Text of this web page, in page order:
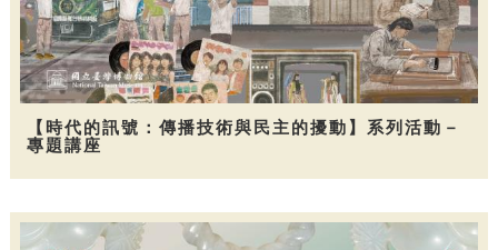
【時代的訊號：傳播技術與民主的擾動】系列活動－
專題講座